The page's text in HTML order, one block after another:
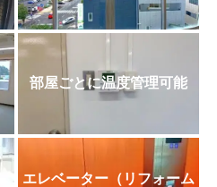
部屋ごとに温度管理可能
エレベーター（リフォーム